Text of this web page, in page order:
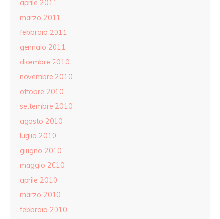
aprile 2011
marzo 2011
febbraio 2011
gennaio 2011
dicembre 2010
novembre 2010
ottobre 2010
settembre 2010
agosto 2010
luglio 2010
giugno 2010
maggio 2010
aprile 2010
marzo 2010
febbraio 2010